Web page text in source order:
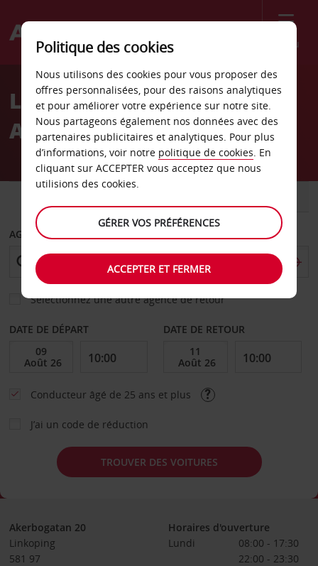
Menu
Welcome
AvisLocation de voiture
Aéroport de Linköping
AGENCE DE DÉPART
Sélectionnez une autre agence de retour
DATE DE DÉPART DATE DE RETOUR
Conducteur âgé de 25 ans et plus
J’ai un code de réduction
TROUVER DES VOITURES
Akerbogatan 20
Linkoping
581 97
Horaires d'ouverture
Lundi
08:00 - 17:30
22:00 - 23:30
Politique des cookies
Nous utilisons des cookies pour vous proposer des
offres personnalisées, pour des raisons analytiques
et pour améliorer votre expérience sur notre site.
Nous partageons également nos données avec des
partenaires publicitaires et analytiques. Pour plus
d’informations, voir notre politique de cookies. En
cliquant sur ACCEPTER vous acceptez que nous
utilisions des cookies.
GÉRER VOS PRÉFÉRENCES
ACCEPTER ET FERMER